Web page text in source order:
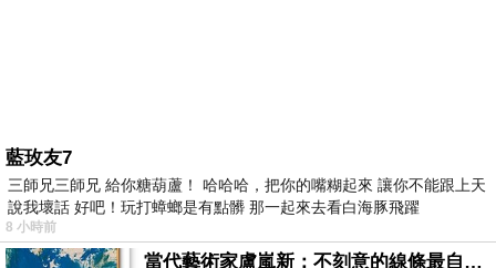
藍玫友7
三師兄三師兄 給你糖葫蘆！ 哈哈哈，把你的嘴糊起來 讓你不能跟上天
說我壞話 好吧！玩打蟑螂是有點髒 那一起來去看白海豚飛躍
8 小時前
當代藝術家盧嵐新：不刻意的線條最自由，讓色彩流動、筆觸自己說話